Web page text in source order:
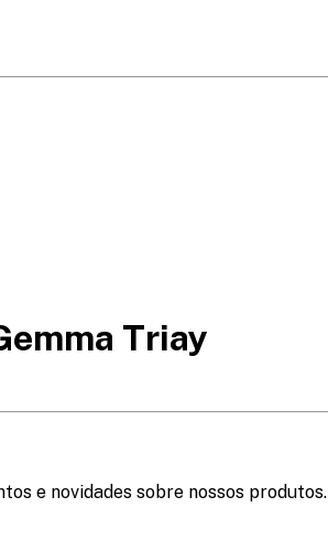
Triay
e novidades sobre nossos produtos.